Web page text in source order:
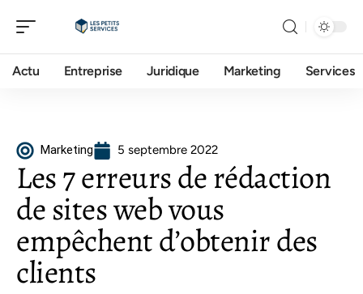
Actu Entreprise Juridique Marketing Services
Marketing 5 septembre 2022
Les 7 erreurs de rédaction
de sites web vous
empêchent d’obtenir des
clients